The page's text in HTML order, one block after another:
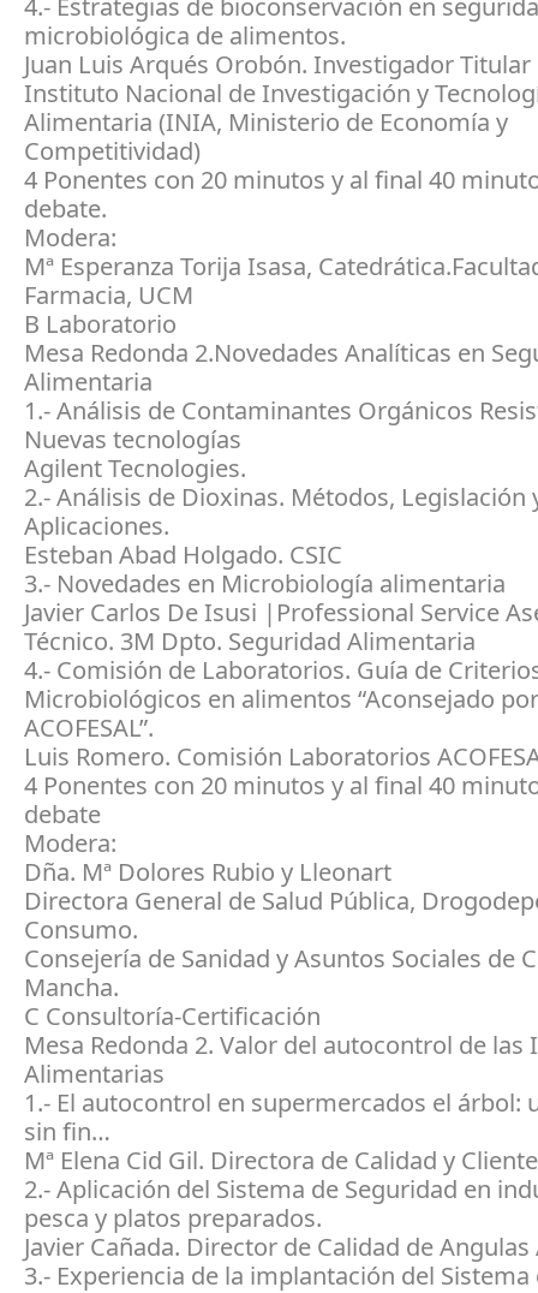
4.- Estrategias de bioconservación en
microbiológica de alimentos.
Juan Luis Arqués Orobón. Investigador Titular
Instituto Nacional de Investigación y
Alimentaria (INIA, Ministerio de Economía y
Competitividad)
4 Ponentes con 20 minutos y al final 40
debate.
Modera:
Mª Esperanza Torija Isasa,
Farmacia, UCM
B Laboratorio
Mesa Redonda 2.Novedades Analíticas en
Alimentaria
1.- Análisis de Contaminantes Orgánicos
Nuevas tecnologías
Agilent Tecnologies.
2.- Análisis de Dioxinas. Métodos, Legislación
Aplicaciones.
Esteban Abad Holgado. CSIC
3.- Novedades en Microbiología alimentaria
Javier Carlos De Isusi |Professional Service
Técnico. 3M Dpto. Seguridad Alimentaria
4.- Comisión de Laboratorios. Guía de
Microbiológicos en alimentos “Aconsejado por
ACOFESAL”.
Luis Romero. Comisión Laboratorios
4 Ponentes con 20 minutos y al final 40
debate
Modera:
Dña. Mª Dolores Rubio y Lleonart
Directora General de Salud Pública,
Consumo.
Consejería de Sanidad y Asuntos Sociales de
Mancha.
C Consultoría-Certificación
Mesa Redonda 2. Valor del autocontrol de las
Alimentarias
1.- El autocontrol en supermercados el árbol:
sin fin…
Mª Elena Cid Gil. Directora de Calidad y
2.- Aplicación del Sistema de Seguridad en
pesca y platos preparados.
Javier Cañada. Director de Calidad de
3.- Experiencia de la implantación del Sistema